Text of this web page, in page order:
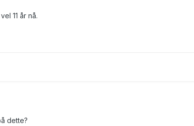
11 år nå.
dette?